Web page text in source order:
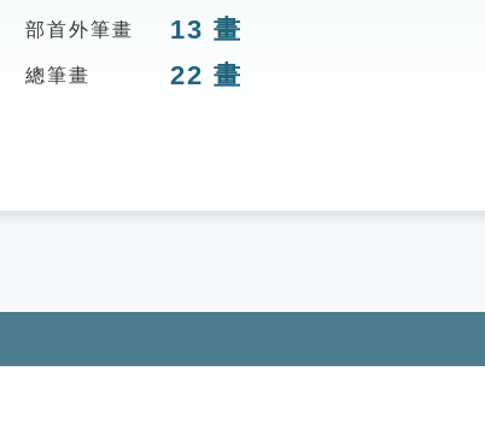
部首外筆畫 13 畫
總筆畫 22 畫